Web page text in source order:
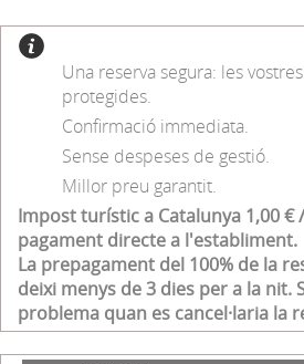
Una reserva segura: les
protegides.
Confirmació immediata.
Sense despeses de gestió.
Millor preu garantit.
Impost turístic a Catalunya 1,00
pagament directe a l'establiment.
La prepagament del 100% de la
deixi menys de 3 dies per a la nit.
problema quan es cancel·laria la